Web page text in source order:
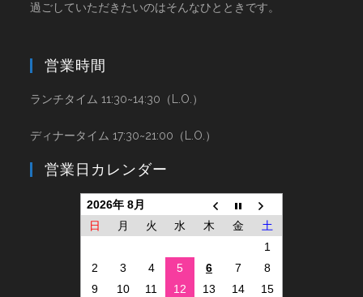
過ごしていただきたいのはそんなひとときです。
営業時間
ランチタイム 11:30~14:30（L.O.）
ディナータイム 17:30~21:00（L.O.）
営業日カレンダー
2026年 8月
日
月 火 水 木 金
土
1
2
3 4 5 6 7
8
9
10 11 12 13 14
15